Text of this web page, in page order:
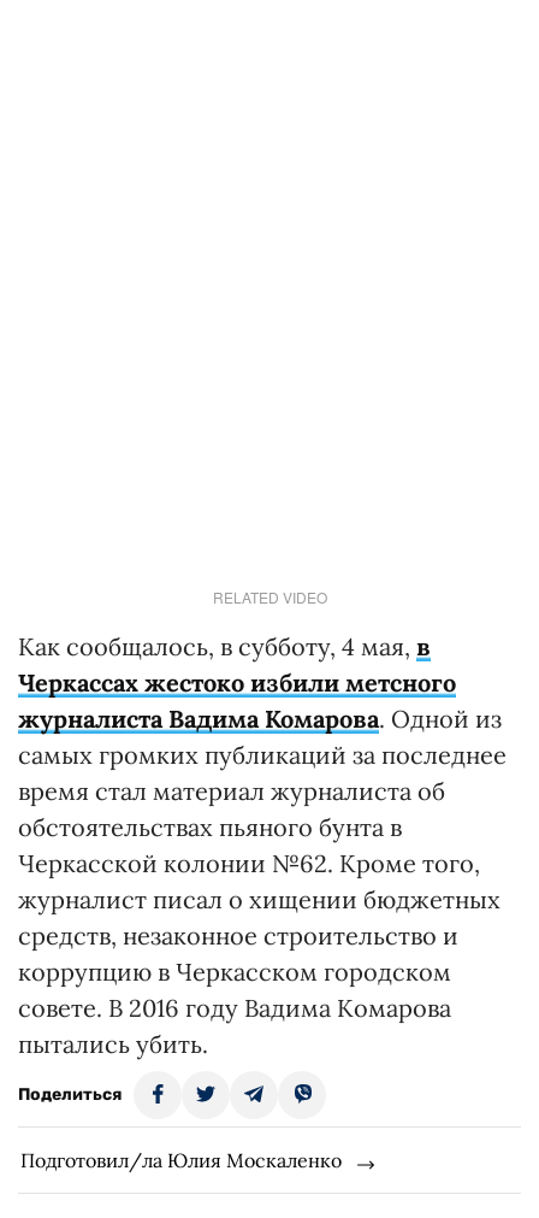
RELATED VIDEO
Как сообщалось, в субботу, 4 мая, в
Черкассах жестоко избили метсного
журналиста Вадима Комарова. Одной из
самых громких публикаций за последнее
время стал материал журналиста об
обстоятельствах пьяного бунта в
Черкасской колонии №62. Кроме того,
журналист писал о хищении бюджетных
средств, незаконное строительство и
коррупцию в Черкасском городском
совете. В 2016 году Вадима Комарова
пытались убить.
Поделиться
Подготовил/ла Юлия Москаленко